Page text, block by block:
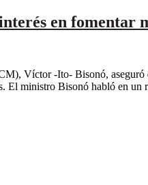
en
Víctor -Ito- Bisonó, aseguró
El ministro Bisonó habló en